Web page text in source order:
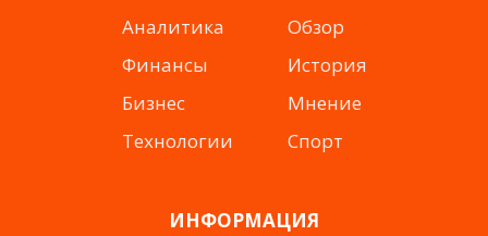
Аналитика
Финансы
Бизнес
Технологии
Обзор
История
Мнение
Спорт
ИНФОРМАЦИЯ